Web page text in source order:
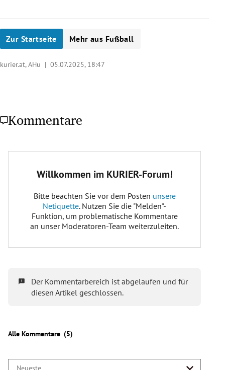
Zur Startseite Mehr aus Fußball
kurier.at, AHu | 05.07.2025, 18:47
Kommentare